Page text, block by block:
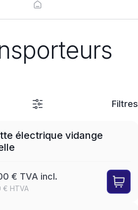
Filtres
LEASE
électrique vidange
€ TVA incl.
€ HTVA LEASE